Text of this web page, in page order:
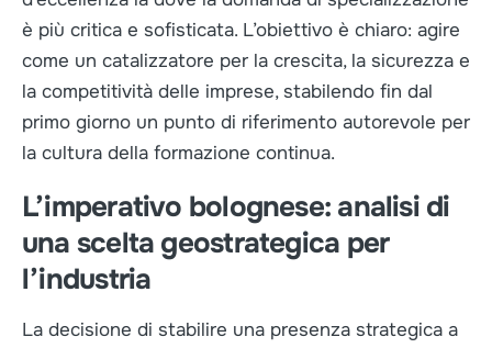
è più critica e sofisticata. L’obiettivo è chiaro: agire
come un catalizzatore per la crescita, la sicurezza e
la competitività delle imprese, stabilendo fin dal
primo giorno un punto di riferimento autorevole per
la cultura della formazione continua.
L’imperativo bolognese: analisi di
una scelta geostrategica per
l’industria
La decisione di stabilire una presenza strategica a